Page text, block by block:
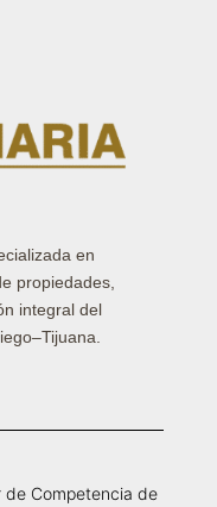
en
propiedades,
integral del
de Competencia de